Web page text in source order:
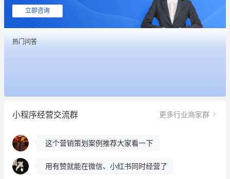
立即咨询
热门问答
小程序经营交流群 更多行业商家群
这个营销策划案例推荐大家看一下
用有赞就能在微信、小红书同时经营了
冰墩墩货源充足需要的联系我
这个营销策划案例推荐大家看一下
用有赞就能在微信、小红书同时经营了
餐饮也得靠私域和服务提高竞争力